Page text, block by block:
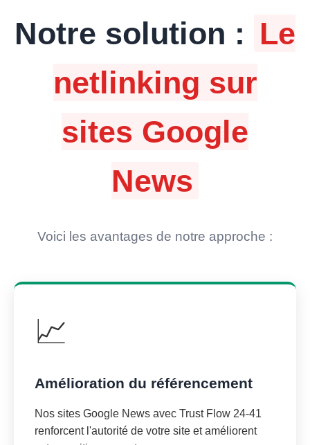
Notre solution : Le
netlinking sur
sites Google
News
Voici les avantages de notre approche :
📈
Amélioration du référencement
Nos sites Google News avec Trust Flow 24-41
renforcent l'autorité de votre site et améliorent